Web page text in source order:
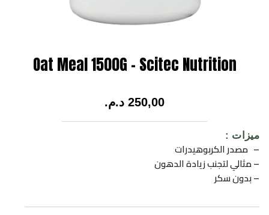
Oat Meal 1500G – Scitec Nutrition
250,00 د.م.
ميزات :
– مصدر الكربوهيدرات
– مثالي لتجنب زيادة الدهون
– بدون سكر